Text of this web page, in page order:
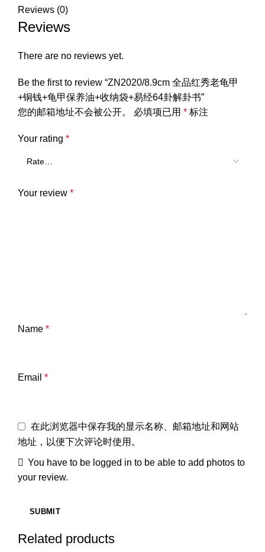
Reviews (0)
Reviews
There are no reviews yet.
Be the first to review “ZN2020/8.9cm 全品红秀老龟甲
+铜钱+龟甲保养油+收纳袋+易经64卦解卦书”
您的邮箱地址不会被公开。
必填项已用 * 标注
Your rating *
Your review *
Name *
Email *
在此浏览器中保存我的显示名称、邮箱地址和网站
地址，以便下次评论时使用。
You have to be logged in to be able to add photos to
your review.
Related products